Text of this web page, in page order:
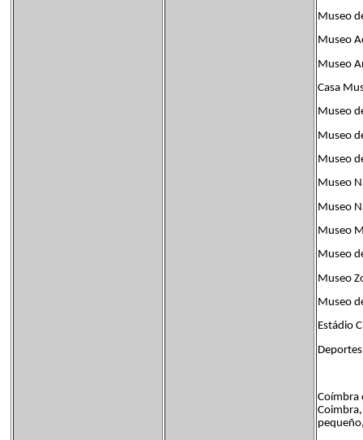
Museo
Museo
Museo
Casa
Museo
Museo
Museo
Museo
Museo
Museo
Museo
Museo
Museo
Estádio
Coímbra